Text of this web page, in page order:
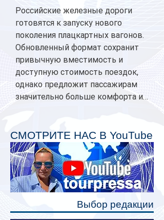
Российские железные дороги
готовятся к запуску нового
поколения плацкартных вагонов.
Обновленный формат сохранит
привычную вместимость и
доступную стоимость поездок,
однако предложит пассажирам
значительно больше комфорта и
планируется начать в 2027 году.
Одним из главных нововведений
станут индивидуальные шторки у
каждого спального места. Они
позволят пассажирам закрыть свою
полку во время сна или отдыха,
СМОТРИТЕ НАС В YouTube
Выбор редакции